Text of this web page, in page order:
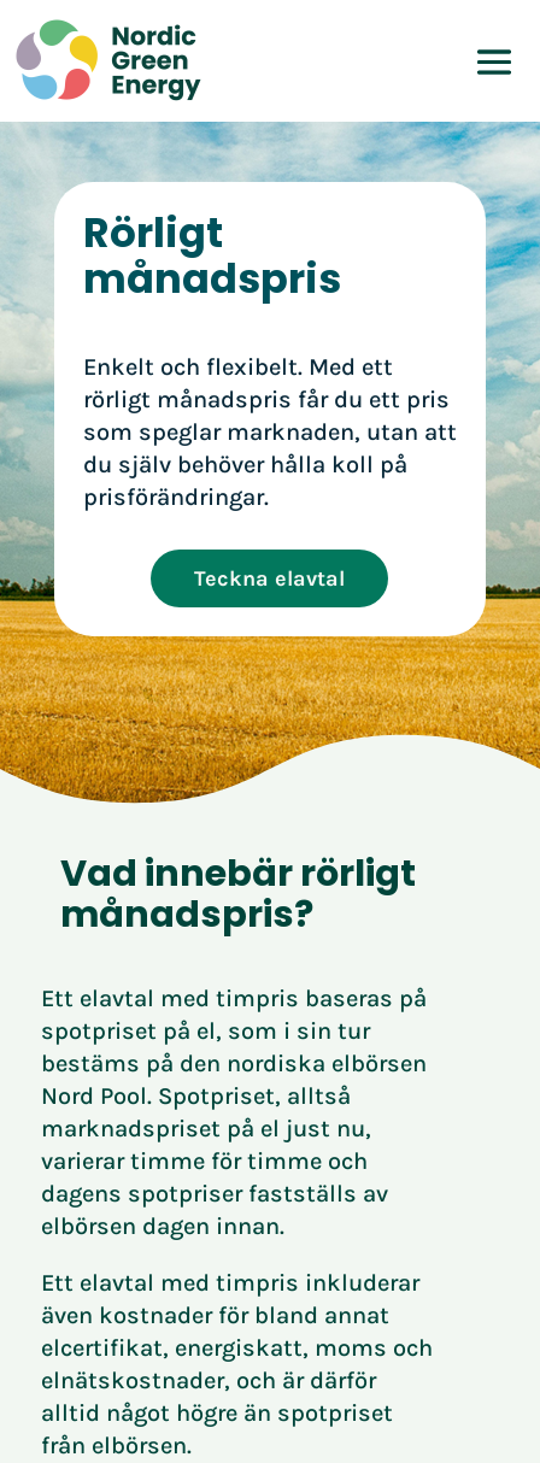
Rörligt
månadspris
Enkelt och flexibelt. Med ett
rörligt månadspris får du ett pris
som speglar marknaden, utan att
du själv behöver hålla koll på
prisförändringar.
Teckna elavtal
Vad innebär rörligt
månadspris?
Ett elavtal med timpris baseras på
spotpriset på el, som i sin tur
bestäms på den nordiska elbörsen
Nord Pool. Spotpriset, alltså
marknadspriset på el just nu,
varierar timme för timme och
dagens spotpriser fastställs av
elbörsen dagen innan.
Ett elavtal med timpris inkluderar
även kostnader för bland annat
elcertifikat, energiskatt, moms och
elnätskostnader, och är därför
alltid något högre än spotpriset
från elbörsen.